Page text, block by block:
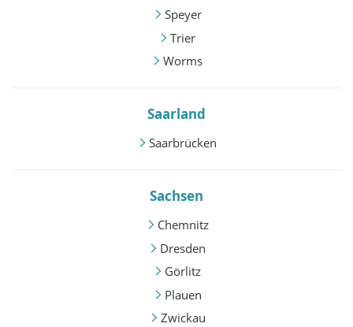
Speyer
Trier
Worms
Saarland
Saarbrücken
Sachsen
Chemnitz
Dresden
Görlitz
Plauen
Zwickau